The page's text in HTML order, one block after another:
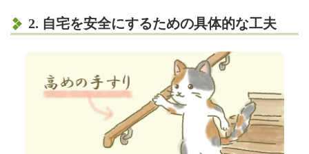
2. 自宅を安全にするための具体的な工夫